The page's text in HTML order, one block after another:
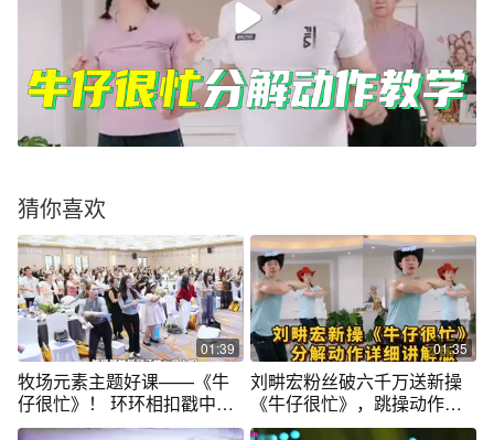
猜你喜欢
01:39
牧场元素主题好课——《牛
仔很忙》！ 环环相扣戳中你
的心巴
01:35
刘畊宏粉丝破六千万送新操
《牛仔很忙》，跳操动作详
细讲解完整版